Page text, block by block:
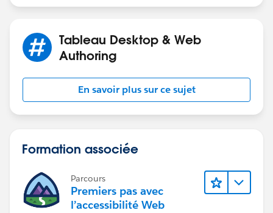
manually or schedule the refresh
us/data_fresh_section.htm
As for the 3rd question also yes. You can create an
email subscription. Take a look at the following link
https://help.tableau.com/current/online/en-
thus I can follow the conversation.
Stay safe!
Tableau Desktop & Web
Authoring
En savoir plus sur ce sujet
Formation associée
Parcours
Premiers pas avec
l’accessibilité Web